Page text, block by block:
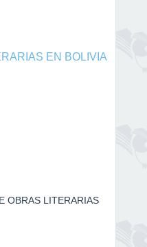
EN BOLIVIA
OBRAS LITERARIAS